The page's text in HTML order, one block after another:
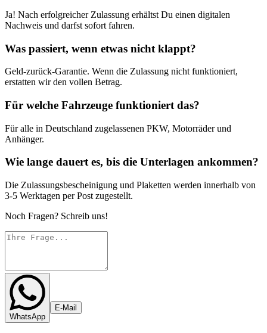
Ja! Nach erfolgreicher Zulassung erhältst Du einen digitalen
Nachweis und darfst sofort fahren.
Was passiert, wenn etwas nicht klappt?
Geld-zurück-Garantie. Wenn die Zulassung nicht funktioniert,
erstatten wir den vollen Betrag.
Für welche Fahrzeuge funktioniert das?
Für alle in Deutschland zugelassenen PKW, Motorräder und
Anhänger.
Wie lange dauert es, bis die Unterlagen ankommen?
Die Zulassungsbescheinigung und Plaketten werden innerhalb von
3-5 Werktagen per Post zugestellt.
Noch Fragen? Schreib uns!
WhatsApp
E-Mail